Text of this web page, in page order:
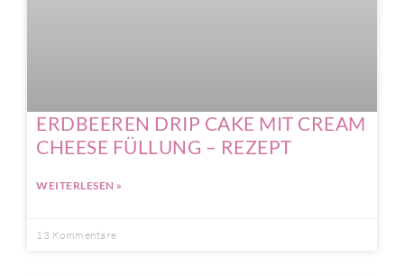
ERDBEEREN DRIP CAKE MIT CREAM
CHEESE FÜLLUNG – REZEPT
WEITERLESEN »
13 Kommentare